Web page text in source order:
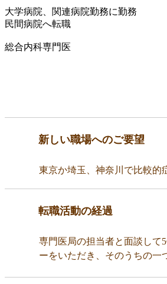
大学病院、関連病院勤務に勤務
民間病院へ転職
総合内科専門医
新しい職場へのご要望
東京か埼玉、神奈川で比較的
転職活動の経過
専門医局の担当者と面談して
ーをいただき、そのうちの一